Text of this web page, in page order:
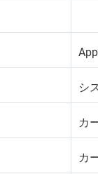
シ
カ
カ